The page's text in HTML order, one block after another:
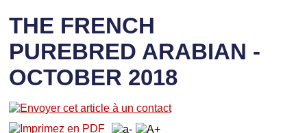
THE FRENCH
PUREBRED ARABIAN -
OCTOBER 2018